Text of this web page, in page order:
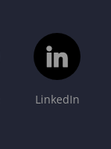
LinkedIn